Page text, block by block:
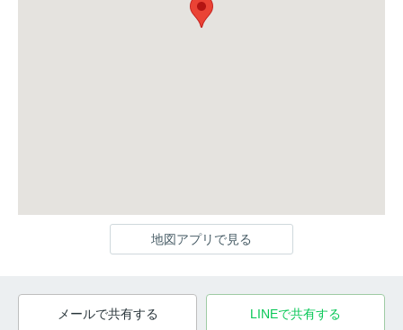
地図アプリで見る
メールで共有する LINEで共有する